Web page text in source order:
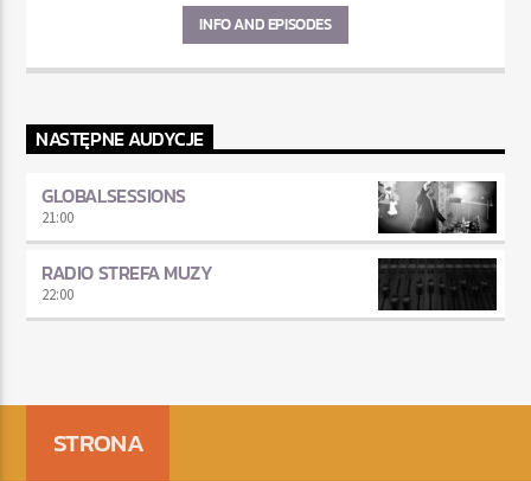
INFO AND EPISODES
NASTĘPNE AUDYCJE
GLOBALSESSIONS
21:00
RADIO STREFA MUZY
22:00
STRONA